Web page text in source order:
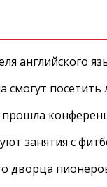
английского
смогут
занятия с
дворца